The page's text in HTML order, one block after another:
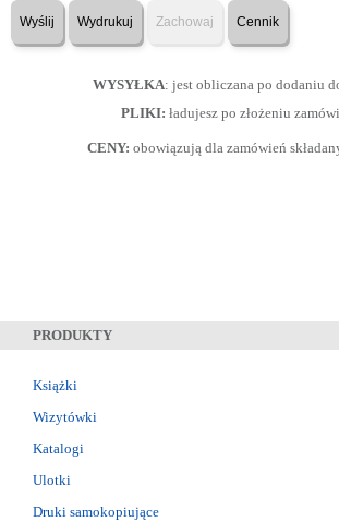
Wyślij Wydrukuj Zachowaj Cennik
WYSYŁKA: jest obliczana po dodaniu
PLIKI: ładujesz po złożeniu
CENY: obowiązują dla zamówień
PRODUKTY
Książki
Wizytówki
Katalogi
Ulotki
Druki samokopiujące